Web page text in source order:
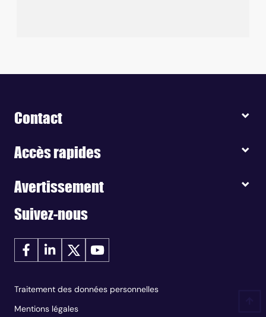
Contact
Accès rapides
Avertissement
Suivez-nous
Traitement des données personnelles
Mentions légales